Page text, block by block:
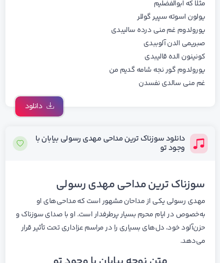
ﻣﺜﻠﺎ ﻛﻪ اﺑﻮاﻟﻔﻀﻠﻴﻢ
ﻳﻮﻟﻮن اﺳﻮﺗﻪ ﺳﭙﻴﺮ ﮔﻮﻟﻠﺮ
ﻳﻮروﻟﺪوم ﻏﻢ ﻣﻨﻰ درده ﺳﺎﻟﻴﺒﺪی
ﺻﺒﺮﻳﻤﻰ اﻟﺪن آﻟﻮﺑﺒﺪی
ﻛﻮﻧﻴﻨﻮن اﻟﺪه ﻗﺎﻟﻴﺒﺪی
ﻳﻮروﻟﺪوم ﮔﻮر ﻧﺠﻪ ﺷﺎﻣﻪ ﮔﺪﻳﻢ ﻣﻦ
ﻏﻢ ﻣﻨﻰ ﺳﺎﻟﺪی ﻧﻔﺴﺪن
دانلود
دانلود سوزناک ترین مداحی مهدی رسولی بیابان با
وجود تو
سوزناک ترین مداحی مهدی رسولی
مهدی رسولی یکی از مداحان مشهور است که مداحی‌های او
به‌خصوص در ایام محرم بسیار پرطرفدار است. او با صدای سوزناک و
حزن‌آلود خود، دل‌های بسیاری را در مراسم عزاداری تحت تأثیر قرار
می‌دهد.